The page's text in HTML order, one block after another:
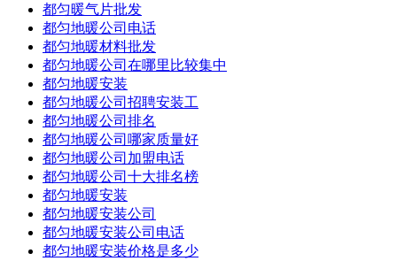
都匀暖气片批发
都匀地暖公司电话
都匀地暖材料批发
都匀地暖公司在哪里比较集中
都匀地暖安装
都匀地暖公司招聘安装工
都匀地暖公司排名
都匀地暖公司哪家质量好
都匀地暖公司加盟电话
都匀地暖公司十大排名榜
都匀地暖安装
都匀地暖安装公司
都匀地暖安装公司电话
都匀地暖安装价格是多少